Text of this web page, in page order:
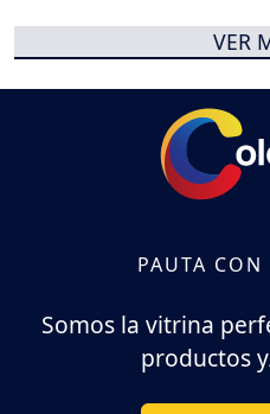
VER
PAUTA CON
Somos la vitrina
productos